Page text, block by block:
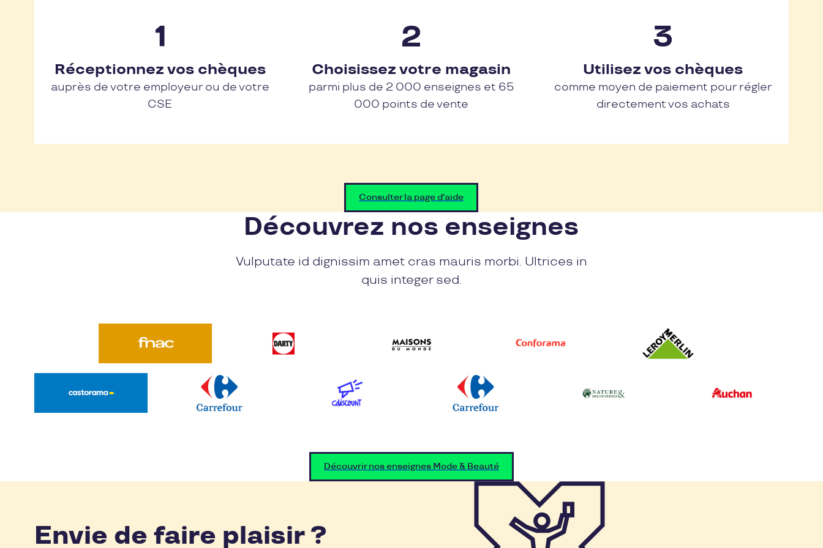
Réceptionnez vos chèques
auprès de votre employeur ou de votre
CSE
Choisissez votre magasin
parmi plus de 2 000 enseignes et 65
000 points de vente
Utilisez vos chèques
comme moyen de paiement pour régler
directement vos achats
Consulter la page d'aide
Découvrez nos enseignes
Vulputate id dignissim amet cras mauris morbi. Ultrices in
quis integer sed.
Découvrir nos enseignes Mode & Beauté
Envie de faire plaisir ?